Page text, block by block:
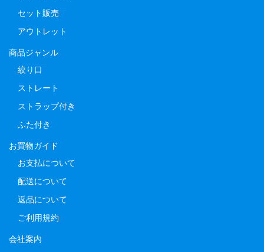
セット販売
アウトレット
商品ジャンル
絞り口
ストレート
ストラップ付き
ふた付き
お買物ガイド
お支払について
配送について
返品について
ご利用規約
会社案内